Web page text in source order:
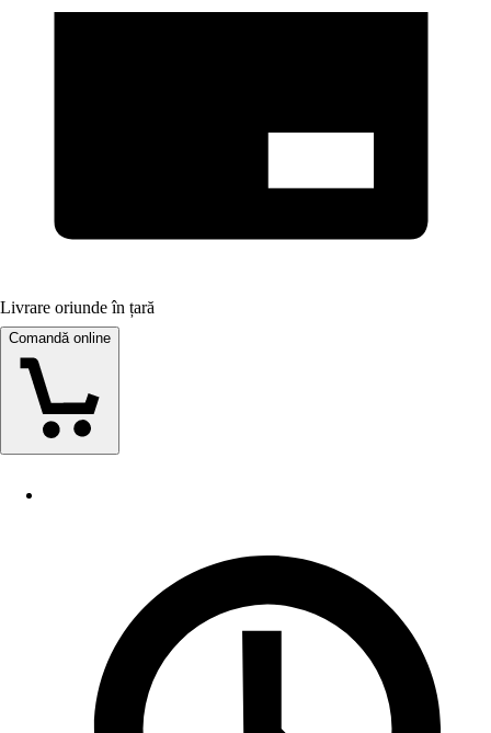
Livrare oriunde în țară
Comandă online